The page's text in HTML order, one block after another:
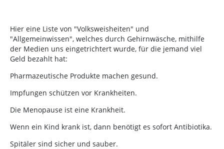
Hier eine Liste von "Volksweisheiten" und
"Allgemeinwissen", welches durch Gehirnwäsche, mithilfe
der Medien uns eingetrichtert wurde, für die jemand viel
Geld bezahlt hat:
Pharmazeutische Produkte machen gesund.
Impfungen schützen vor Krankheiten.
Die Menopause ist eine Krankheit.
Wenn ein Kind krank ist, dann benötigt es sofort Antibiotika.
Spitäler sind sicher und sauber.